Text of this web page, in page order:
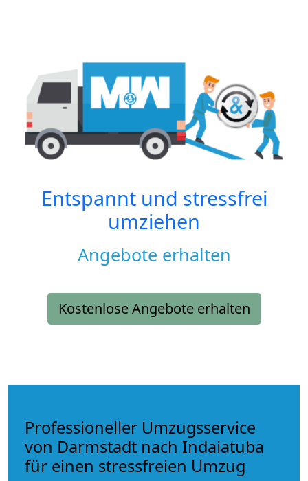
Entspannt und stressfrei
umziehen
Angebote erhalten
Kostenlose Angebote erhalten
Professioneller Umzugsservice
von Darmstadt nach Indaiatuba
für einen stressfreien Umzug